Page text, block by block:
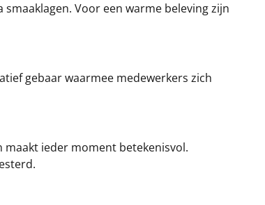
Voor een warme beleving zijn
gebaar waarmee medewerkers zich
ieder moment betekenisvol.